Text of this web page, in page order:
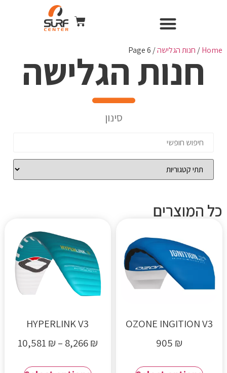
Home
/ חנות הגלישה/ Page 6
חנות הגלישה
סינון
כל המוצרים
OZONE INGITION V3
905 ₪
HYPERLINK V3
8,266₪
–
10,581 ₪